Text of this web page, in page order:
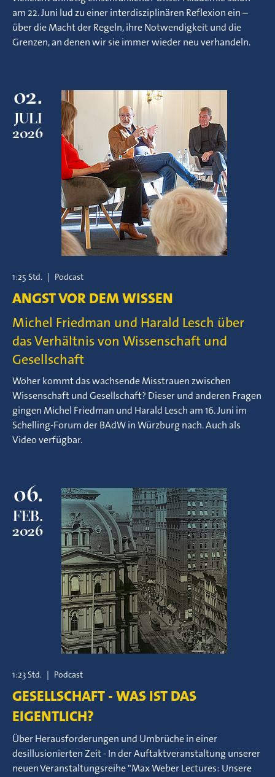
am 22. Juni lud zu einer interdisziplinären Reflexion ein –
über die Macht der Regeln, ihre Notwendigkeit und die
Grenzen, an denen wir sie immer wieder neu verhandeln.
02.
JULI
2026
1:25 Std. | Podcast
ANGST VOR DEM WISSEN
Michel Friedman und Harald Lesch über
das Verhältnis von Wissenschaft und
Gesellschaft
Woher kommt das wachsende Misstrauen zwischen
Wissenschaft und Gesellschaft? Dieser und anderen Fragen
gingen Michel Friedman und Harald Lesch am 16. Juni im
Schelling-Forum der BAdW in Würzburg nach. Auch als
Video verfügbar.
06.
FEB.
2026
1:23 Std. | Podcast
GESELLSCHAFT - WAS IST DAS
EIGENTLICH?
Über Herausforderungen und Umbrüche in einer
desillusionierten Zeit - In der Auftaktveranstaltung unserer
neuen Veranstaltungsreihe "Max Weber Lectures: Unsere